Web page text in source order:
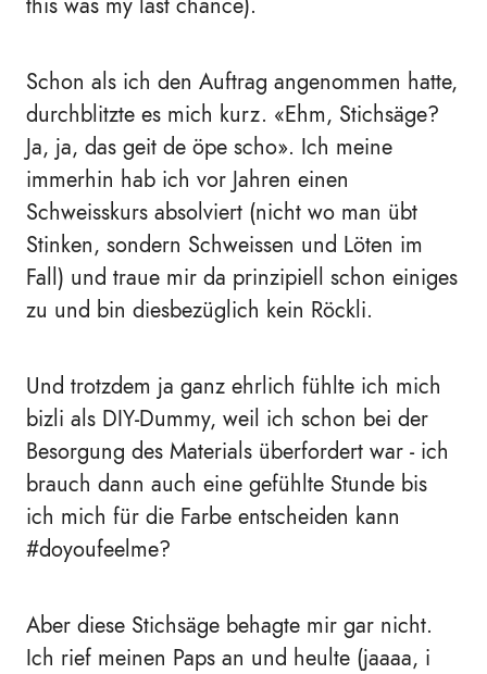
Schon als ich den Auftrag angenommen hatte,
durchblitzte es mich kurz. «Ehm, Stichsäge?
Ja, ja, das geit de öpe scho». Ich meine
immerhin hab ich vor Jahren einen
Schweisskurs absolviert (nicht wo man übt
Stinken, sondern Schweissen und Löten im
Fall) und traue mir da prinzipiell schon einiges
zu und bin diesbezüglich kein Röckli.
Und trotzdem ja ganz ehrlich fühlte ich mich
bizli als DIY-Dummy, weil ich schon bei der
Besorgung des Materials überfordert war - ich
brauch dann auch eine gefühlte Stunde bis
ich mich für die Farbe entscheiden kann
#doyoufeelme?
Aber diese Stichsäge behagte mir gar nicht.
Ich rief meinen Paps an und heulte (jaaaa, i